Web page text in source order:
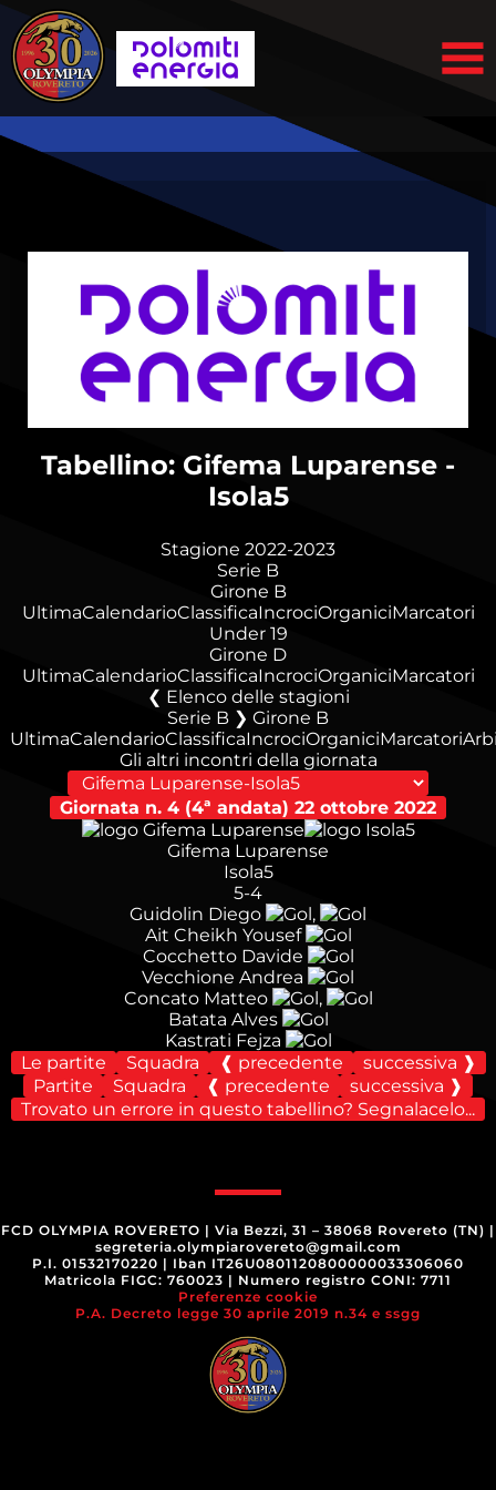
Tabellino: Gifema Luparense -
Isola5
Stagione 2022-2023
Serie B
Girone B
UltimaCalendarioClassificaIncrociOrganiciMarcatori
Under 19
Girone D
UltimaCalendarioClassificaIncrociOrganiciMarcatori
Elenco delle stagioni
Serie B ❯ Girone B
UltimaCalendarioClassificaIncrociOrganiciMarcatori
Gli altri incontri della giornata
Giornata n. 4 (4ª andata) 22 ottobre 2022
Gifema Luparense
Isola5
5-4
Guidolin Diego
,
Ait Cheikh Yousef
Cocchetto Davide
Vecchione Andrea
Concato Matteo
,
Batata Alves
Kastrati Fejza
Le partite
Squadra ❰ precedente
successiva ❱
Partite
Squadra ❰ precedente
successiva ❱
Trovato un errore in questo tabellino? Segnalacelo...
FCD OLYMPIA ROVERETO | Via Bezzi, 31 – 38068 Rovereto (TN) |
segreteria.olympiarovereto@gmail.com
P.I. 01532170220 | Iban IT26U0801120800000033306060
Matricola FIGC: 760023 | Numero registro CONI: 7711
Preferenze cookie
P.A. Decreto legge 30 aprile 2019 n.34 e ssgg